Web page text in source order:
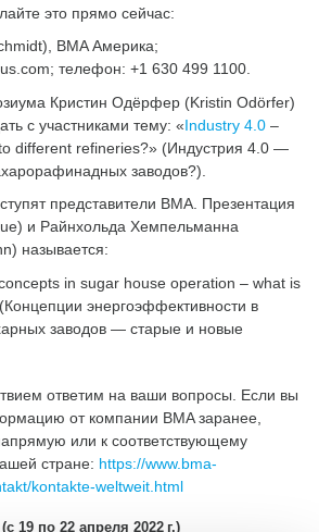
это прямо сейчас:
BMA Америка;
телефон: +1 630 499 1100.
Кристин Одёрфер (Kristin Odörfer)
с участниками тему: «Industry 4.0 –
different refineries?» (Индустрия 4.0 —
заводов?).
представители BMA. Презентация
и Райнхольда Хемпельманна
называется:
in sugar house operation – what is
энергоэффективности в
заводов — старые и новые
ответим на ваши вопросы. Если вы
от компании BMA заранее,
или к соответствующему
стране: https://www.bma-
kontakte-weltweit.html
19 по 22 апреля 2022 г.)